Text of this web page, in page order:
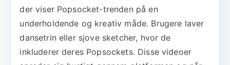
der viser Popsocket-trenden på en
underholdende og kreativ måde. Brugere laver
dansetrin eller sjove sketcher, hvor de
inkluderer deres Popsockets. Disse videoer